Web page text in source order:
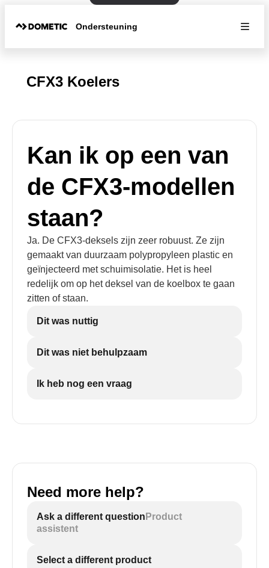
Ondersteuning
CFX3 Koelers
Kan ik op een van
de CFX3-modellen
staan?
Ja. De CFX3-deksels zijn zeer robuust. Ze zijn
gemaakt van duurzaam polypropyleen plastic en
geïnjecteerd met schuimisolatie. Het is heel
redelijk om op het deksel van de koelbox te gaan
zitten of staan.
Dit was nuttig
Dit was niet behulpzaam
Ik heb nog een vraag
Need more help?
Ask a different question Product
assistent
Select a different product